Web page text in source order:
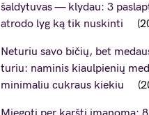
šaldytuvas — klydau: 3
atrodo lyg ką tik nuskinti
Neturiu savo bičių, bet
turiu: naminis kiaulpienių
minimaliu cukraus kiekiu